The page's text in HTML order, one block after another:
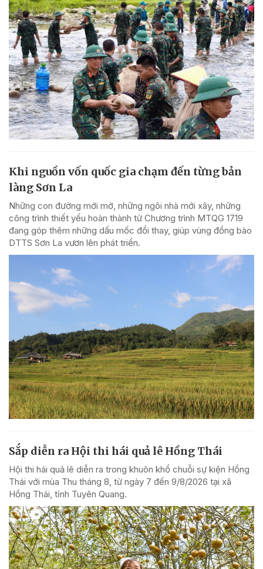
Khi nguồn vốn quốc gia chạm đến từng bản
làng Sơn La
Những con đường mới mở, những ngôi nhà mới xây, những
công trình thiết yếu hoàn thành từ Chương trình MTQG 1719
đang góp thêm những dấu mốc đổi thay, giúp vùng đồng bào
DTTS Sơn La vươn lên phát triển.
Sắp diễn ra Hội thi hái quả lê Hồng Thái
Hội thi hái quả lê diễn ra trong khuôn khổ chuỗi sự kiện Hồng
Thái với mùa Thu tháng 8, từ ngày 7 đến 9/8/2026 tại xã
Hồng Thái, tỉnh Tuyên Quang.